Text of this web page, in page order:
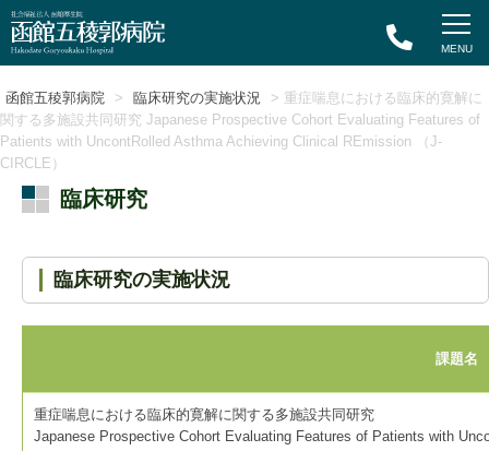
函館五稜郭病院 > 臨床研究の実施状況
> 重症喘息における臨床的寛解に
関する多施設共同研究 Japanese Prospective Cohort Evaluating Features of
Patients with UncontRolled Asthma Achieving Clinical REmission （J-
CIRCLE）
臨床研究
臨床研究の実施状況
課題名
重症喘息における臨床的寛解に関する多施設共同研究
Japanese Prospective Cohort Evaluating Features of Patients with